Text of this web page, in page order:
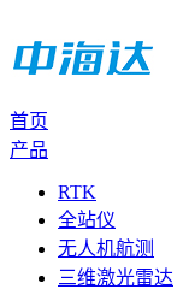
首页
产品
RTK
全站仪
无人机航测
三维激光雷达